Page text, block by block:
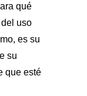
qué
uso
es su
su
que esté